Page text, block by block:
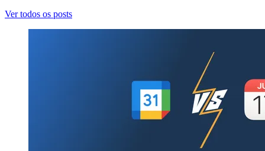
Ver todos os posts